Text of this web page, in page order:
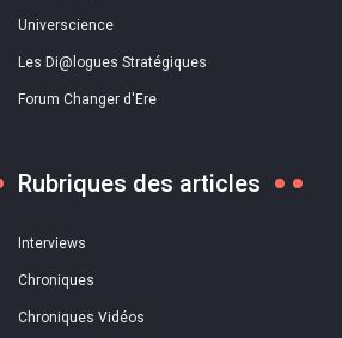
Universcience
Les Di@logues Stratégiques
Forum Changer d'Ere
Rubriques des articles
Interviews
Chroniques
Chroniques Vidéos